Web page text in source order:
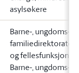
asylsøkere
Barne-, ungdoms-
familiedirektoratet
og fellesfunksjoner i
Barne-, ungdoms-